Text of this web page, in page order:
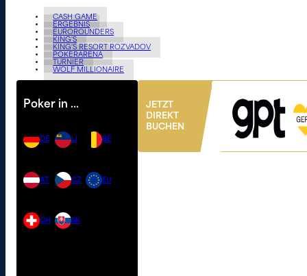
CASH GAME
ERGEBNIS
EUROROUNDERS
KING'S
KING'S RESORT ROZVADOV
POKERARENA
TURNIER
WOLF MILLIONAIRE
Poker in …
DE
AT
CH
LI
CZ
SK
BE
EU
JETZT
DIREKT
BUCHEN